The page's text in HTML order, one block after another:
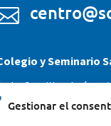
Gestionar el
y Seminario
Castilla y León,
Baños (Palencia) –